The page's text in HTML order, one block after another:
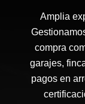
Amplia
compra
garajes,
pagos en